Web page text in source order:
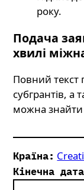
року.
Подача
хвилі
Повний текст
субгрантів, а
можна
Країна:
Кінечна дата